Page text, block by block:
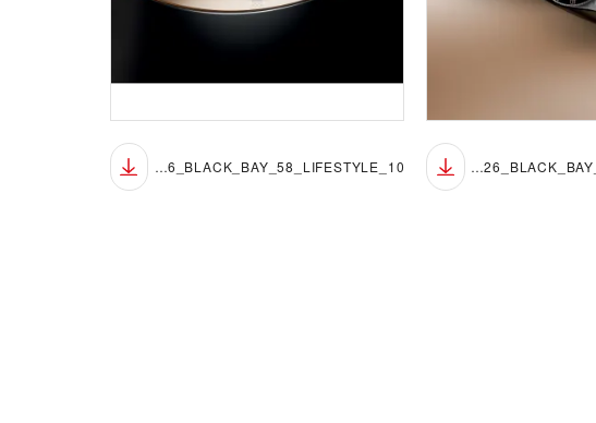
TUDOR_NP26_BLACK_BAY_58_LIFESTYLE_9
TUDOR_NP26_BLACK_BAY_58_LIFESTYLE_10